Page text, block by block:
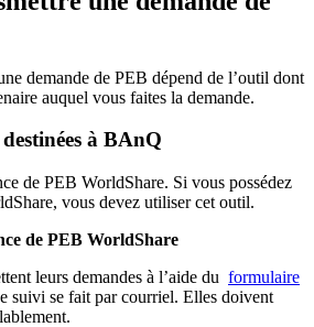
demande de PEB dépend de l’outil dont
auquel vous faites la demande.
à BAnQ
de PEB WorldShare. Si vous possédez
vous devez utiliser cet outil.
de PEB WorldShare
leurs demandes à l’aide du formulaire
suivi se fait par courriel. Elles doivent